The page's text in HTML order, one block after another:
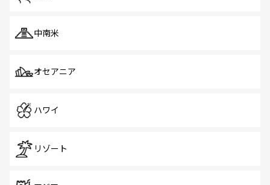
中南米
オセアニア
ハワイ
リゾート